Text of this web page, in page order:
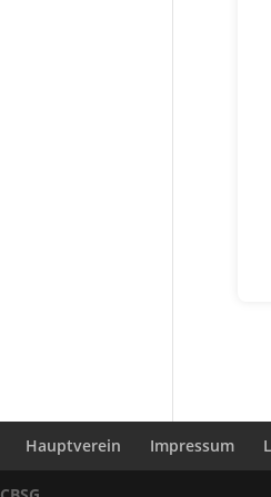
Hauptverein Impressum